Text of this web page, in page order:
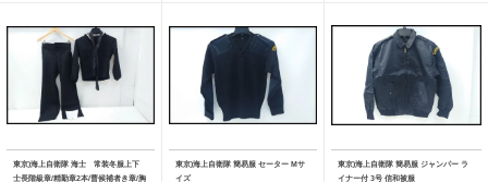
東京)海上自衛隊 海士 常装冬服上下
士長階級章/精勤章2本/曹候補者き章/胸
東京)海上自衛隊 簡易服 セーター Mサ
イズ
東京)海上自衛隊 簡易服 ジャンパー ラ
イナー付 3号 信和被服